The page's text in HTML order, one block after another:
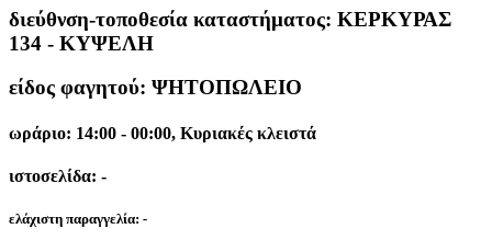
διεύθνση-τοποθεσία καταστήματος: ΚΕΡΚΥΡΑΣ
134 - ΚΥΨΕΛΗ
είδος φαγητού: ΨΗΤΟΠΩΛΕΙΟ
ωράριο: 14:00 - 00:00, Κυριακές κλειστά
ιστοσελίδα: -
ελάχιστη παραγγελία: -